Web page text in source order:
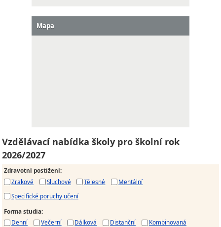
Mapa
Vzdělávací nabídka školy pro školní rok
2026/2027
Zdravotní postižení:
Zrakové
Sluchové Tělesné
Mentální
Specifické poruchy učení
Forma studia:
Denní
Večerní Dálková Distanční Kombinovaná